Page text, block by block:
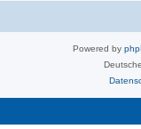
Powered by